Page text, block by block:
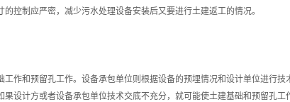
控制应严密，减少污水处理设备安装后又要进行土建返工的情况。
和预留孔工作。设备承包单位则根据设备的预埋情况和设计单位进行技
设计方或者设备承包单位技术交底不充分，就可能使土建基础和预留孔工